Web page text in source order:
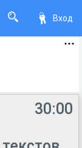
Вход
30:00